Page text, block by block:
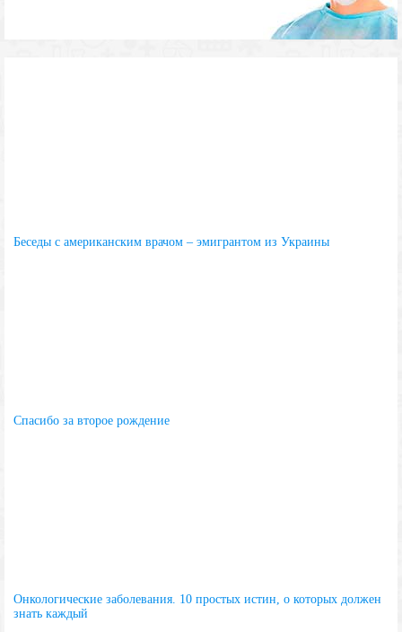
Беседы с американским врачом – эмигрантом из Украины
Спасибо за второе рождение
Онкологические заболевания. 10 простых истин, о которых должен
знать каждый